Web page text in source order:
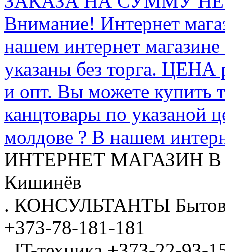
Внимание! Интернет
нашем интернет
указаны без торга.
и опт. Вы можете купить
канцтовары по указаной
молдове ? В нашем
ИНТЕРНЕТ МАГАЗИН
Кишинёв
. КОНСУЛЬТАНТЫ
+373-78-181-181